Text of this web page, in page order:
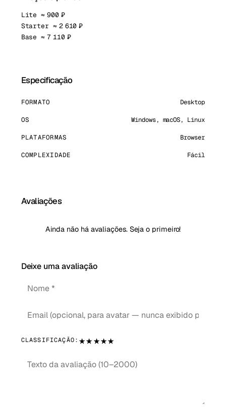
Lite ≈ 900 ₽
Starter ≈ 2 610 ₽
Base ≈ 7 110 ₽
Especificação
FORMATO Desktop
OS Windows, macOS, Linux
PLATAFORMAS Browser
COMPLEXIDADE Fácil
Avaliações
Ainda não há avaliações. Seja o primeiro!
Deixe uma avaliação
CLASSIFICAÇÃO: ★★★★★